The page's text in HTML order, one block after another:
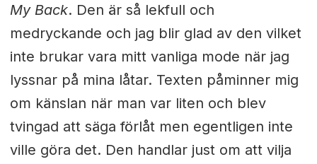
My Back. Den är så lekfull och
medryckande och jag blir glad av den vilket
inte brukar vara mitt vanliga mode när jag
lyssnar på mina låtar. Texten påminner mig
om känslan när man var liten och blev
tvingad att säga förlåt men egentligen inte
ville göra det. Den handlar just om att vilja